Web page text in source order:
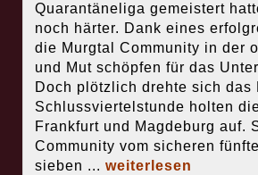
Quarantäneliga gemeistert
noch härter. Dank eines
die Murgtal Community in der
und Mut schöpfen für das
Doch plötzlich drehte sich das
Schlussviertelstunde holten
Frankfurt und Magdeburg auf.
Community vom sicheren
sieben ... weiterlesen